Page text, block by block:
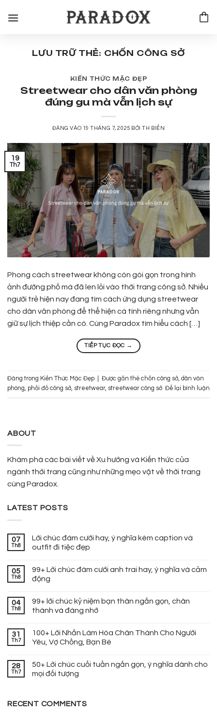
qua
LƯU TRỮ THẺ: CHỐN CÔNG SỞ
KIẾN THỨC MẶC ĐẸP
Streetwear cho dân văn phòng
đúng gu mà vẫn lịch sự
ĐĂNG VÀO 19 THÁNG 7, 2025 BỞITH BIỂN
19
Th7
Phong cách streetwear không còn gói gọn trong hình
ảnh đường phố mà đã len lỏi vào thời trang công sở. Nhiều
người trẻ hiện nay đang tìm cách ứng dụng streetwear
cho dân văn phòng để thể hiện cá tính riêng nhưng vẫn
giữ sự lịch thiệp cần có. Cùng Paradox tìm hiểu cách […]
TIẾP TỤC ĐỌC →
Đăng trong Kiến Thức Mặc Đẹp Được gắn thẻ chốn công sở, dân văn
phòng, phối đồ công sở, streetwear, streetwear công sở Để lại bình luận
ABOUT
Khám phá các bài viết về Xu hướng và Kiến thức của
ngành thời trang cũng như những mẹo vặt về thời trang
cùng Paradox.
LATEST POSTS
07
Th8
Lời chúc đám cưới hay, ý nghĩa kèm caption và
outfit đi tiệc đẹp
05
Th8
99+ Lời chúc đám cưới anh trai hay, ý nghĩa và cảm
động
04
Th8
99+ lời chúc kỷ niệm bạn thân ngắn gọn, chân
thành và đáng nhớ
31
Th7
100+ Lời Nhắn Làm Hòa Chân Thành Cho Người
Yêu, Vợ Chồng, Bạn Bè
28
Th7
50+ Lời chúc cuối tuần ngắn gọn, ý nghĩa dành cho
mọi đối tượng
RECENT COMMENTS